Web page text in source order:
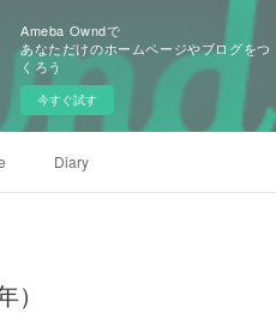
Ameba Owndで
あなただけのホームページやブログをつ
くろう
今すぐ試す
Diary
）